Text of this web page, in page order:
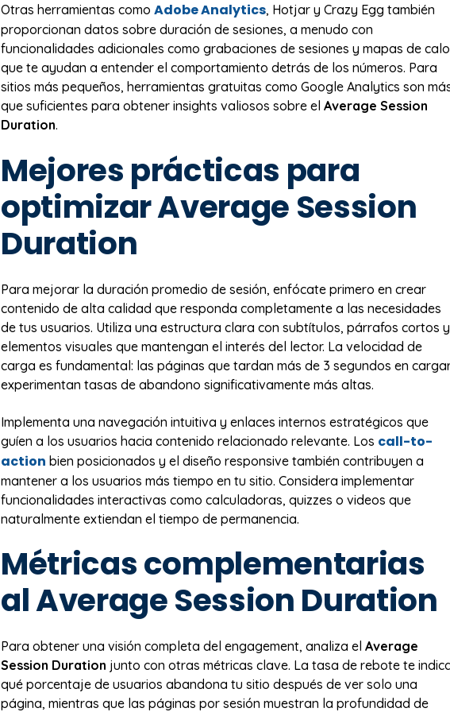
Otras herramientas como Adobe Analytics, Hotjar y Crazy Egg también
proporcionan datos sobre duración de sesiones, a menudo con
funcionalidades adicionales como grabaciones de sesiones y mapas de
que te ayudan a entender el comportamiento detrás de los números. Para
sitios más pequeños, herramientas gratuitas como Google Analytics son
que suficientes para obtener insights valiosos sobre el Average Session
Duration.
Mejores prácticas para
optimizar Average Session
Duration
Para mejorar la duración promedio de sesión, enfócate primero en crear
contenido de alta calidad que responda completamente a las necesidades
de tus usuarios. Utiliza una estructura clara con subtítulos, párrafos cortos y
elementos visuales que mantengan el interés del lector. La velocidad de
carga es fundamental: las páginas que tardan más de 3 segundos en
experimentan tasas de abandono significativamente más altas.
Implementa una navegación intuitiva y enlaces internos estratégicos que
guíen a los usuarios hacia contenido relacionado relevante. Los call-to-
action bien posicionados y el diseño responsive también contribuyen a
mantener a los usuarios más tiempo en tu sitio. Considera implementar
funcionalidades interactivas como calculadoras, quizzes o videos que
naturalmente extiendan el tiempo de permanencia.
Métricas complementarias
al Average Session Duration
Para obtener una visión completa del engagement, analiza el Average
Session Duration junto con otras métricas clave. La tasa de rebote te
qué porcentaje de usuarios abandona tu sitio después de ver solo una
página, mientras que las páginas por sesión muestran la profundidad de